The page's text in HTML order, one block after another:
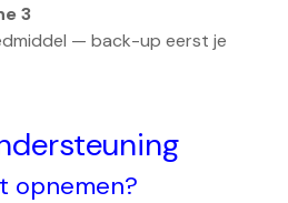
3
— back-up eerst je
opnemen?